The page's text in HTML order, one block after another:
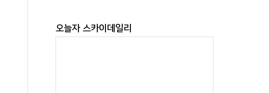
오늘자 스카이데일리